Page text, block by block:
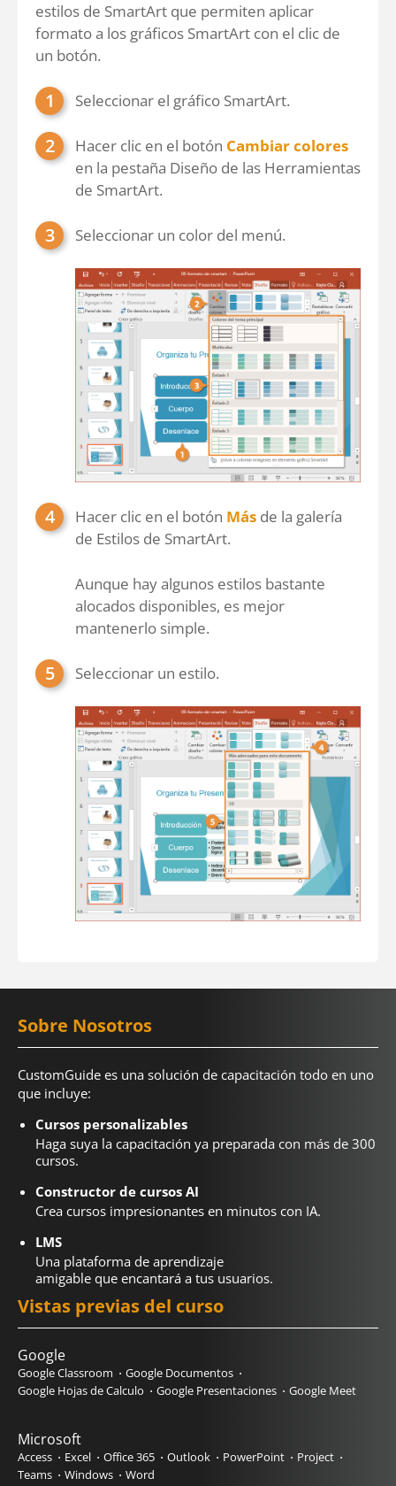
estilos de SmartArt que permiten aplicar
formato a los gráficos SmartArt con el clic de
un botón.
Seleccionar el gráfico SmartArt.
Hacer clic en el botón Cambiar colores
en la pestaña Diseño de las Herramientas
de SmartArt.
Seleccionar un color del menú.
Hacer clic en el botón Más de la galería
de Estilos de SmartArt.
Aunque hay algunos estilos bastante
alocados disponibles, es mejor
mantenerlo simple.
Seleccionar un estilo.
Sobre Nosotros
CustomGuide es una solución de capacitación todo en uno
que incluye:
Cursos personalizables
Haga suya la capacitación ya preparada con más de 300
cursos.
Constructor de cursos AI
Crea cursos impresionantes en minutos con IA.
LMS
Una plataforma de aprendizaje
amigable que encantará a tus usuarios.
Vistas previas del curso
Google
Google Classroom
Google Documentos
Google Hojas de Calculo
Google Presentaciones Google Meet
Microsoft
Access Excel Office 365 Outlook PowerPoint
Project
Teams
Windows Word